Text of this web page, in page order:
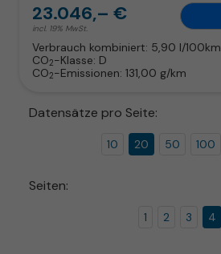
23.046,– €
incl. 19% MwSt.
Verbrauch kombiniert: 5,90 l/100km
CO2-Klasse: D
CO2-Emissionen: 131,00 g/km
Datensätze pro Seite:
10 20 50 100
Seiten:
1 2 3 4